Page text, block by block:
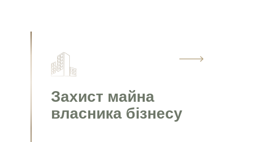
Захист майна
власника бізнесу